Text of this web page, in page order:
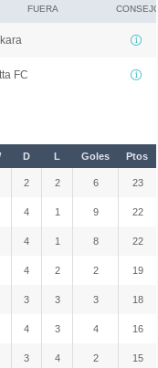
FUERA
FC
D L Goles Ptos
2 2 6 23
4 1 9 22
4 1 8 22
4 2 2 19
3 3 3 18
4 3 4 16
3 4 2 15